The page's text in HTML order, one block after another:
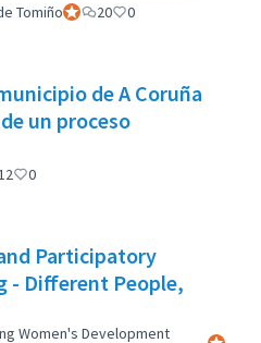
TomiñoParticipant officiel
20 0
de A Coruña
un proceso
officiel
0
Participatory
- Different People,
Women's Development